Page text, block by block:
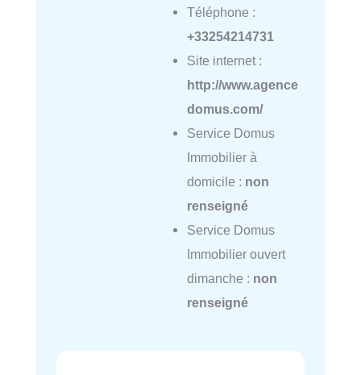
Téléphone :
+33254214731
Site internet :
http://www.agence
domus.com/
Service Domus
Immobilier à
domicile : non
renseigné
Service Domus
Immobilier ouvert
dimanche : non
renseigné